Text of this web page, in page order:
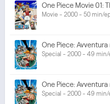
One Piece Movie 01:
Movie - 2000 - 50 min/
One Piece:
Special - 2000 - 49 min/
One Piece:
Special - 2000 - 49 min/